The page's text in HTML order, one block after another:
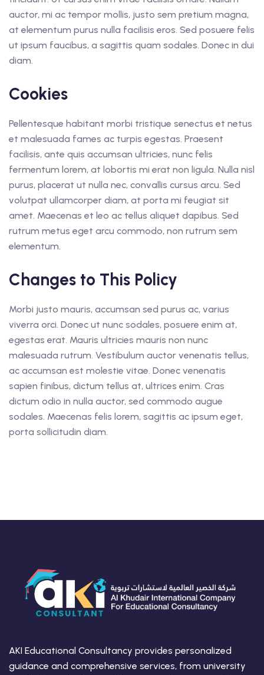
auctor, mi ac tempor mollis, justo sem pretium magna,
at elementum purus nulla facilisis eros. Sed posuere felis
ut ipsum faucibus, a sagittis quam sodales. Donec in dui
diam.
Cookies
Pellentesque habitant morbi tristique senectus et netus
et malesuada fames ac turpis egestas. Praesent
facilisis, ante quis accumsan ultricies, nunc felis
fermentum lorem, at lobortis mi erat non ligula. Nulla nisl
purus, placerat ut nulla nec, convallis cursus arcu. Sed
volutpat ullamcorper diam, at porta mi feugiat sit
amet. Maecenas et leo ac tellus aliquet dapibus. Sed
rutrum metus eget arcu commodo, non rutrum sem
elementum.
Changes to This Policy
Morbi justo mauris, accumsan sed purus ac, varius
viverra orci. Donec ut nunc sodales, posuere enim at,
egestas erat. Mauris ultricies mauris non nunc
malesuada rutrum. Vestibulum auctor venenatis tellus,
ac accumsan est molestie vitae. Donec venenatis
sapien finibus, dictum tellus at, ultrices enim. Cras
dictum odio in nulla auctor, sed commodo augue
sodales. Maecenas felis lorem, sagittis ac ipsum eget,
porta sollicitudin diam.
AKI Educational Consultancy provides personalized
guidance and comprehensive services, from university